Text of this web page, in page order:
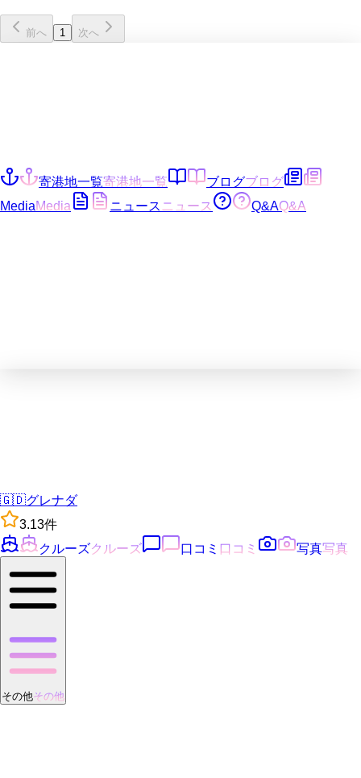
前へ 1 次へ
寄港地一覧寄港地一覧 ブログブログ
MediaMedia ニュース ニュース Q&AQ&A
🇬🇩グレナダ
3.13件
クルーズクルーズ 口コミ 口コミ 写真写真
その他その他